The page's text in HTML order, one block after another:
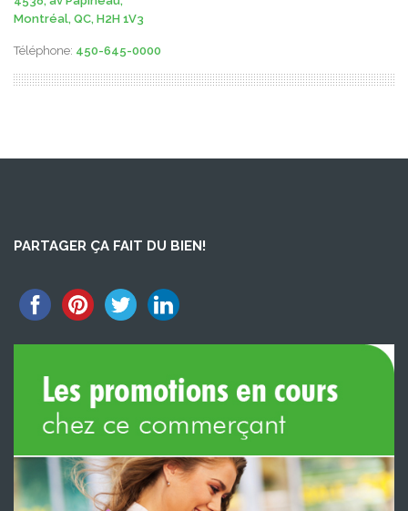
Montréal, QC, H2H 1V3
Téléphone: 450-645-0000
PARTAGER ÇA FAIT DU BIEN!